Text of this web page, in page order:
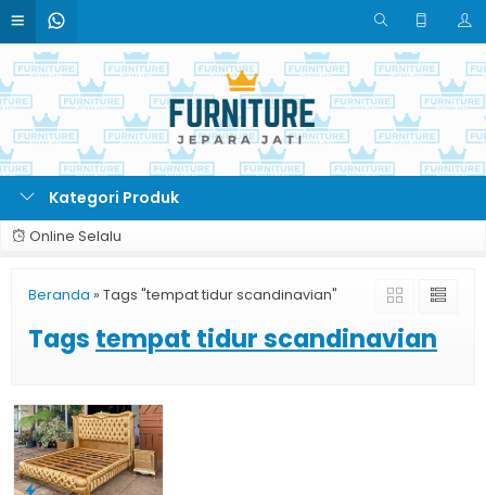
Kategori Produk
Online Selalu
Beranda » Tags "tempat tidur scandinavian"
Tags tempat tidur scandinavian